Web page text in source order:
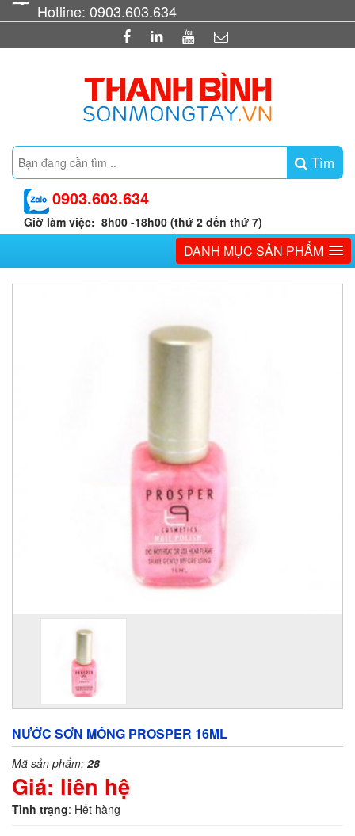
Hotline: 0903.603.634
Tìm
0903.603.634
Giờ làm việc: 8h00 -18h00 (thứ 2 đến thứ 7)
DANH MỤC SẢN PHẨM
NƯỚC SƠN MÓNG PROSPER 16ML
Mã sản phẩm: 28
Giá: liên hệ
Tình trạng: Hết hàng